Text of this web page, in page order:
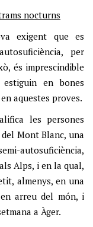
nocturns
exigent que es
per
és imprescindible
en bones
aquestes proves.
les persones
Mont Blanc, una
autosuficiència,
Alps, i en la qual,
almenys, en una
arreu del món, i
a Àger.